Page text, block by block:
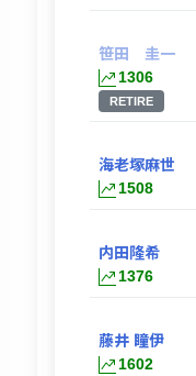
笹田 圭一
1306
RETIRE
海老塚麻世
1508
内田隆希
1376
藤井 瞳伊
1602